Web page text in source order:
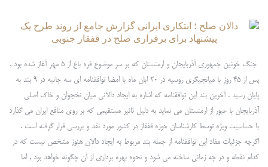
جنگ خونین جمهوری آذربایجان و ارمنستان که بر سر موضوع قره باغ از 5 مهر آغاز شده بود ,
پس از 45 روز با میانجیگری روسیه در 20 ابان ماه با امضا توافقنامه ای سه جانبه در 9 بند به
پایان رسید . آخرین بند این توافقنامه که اشاره به ایجاد دالانی میان نخجوان و خاک اصلی
آذربایجان با عبور از ارمنستان می نماید به دلیل تاثیر مستقیمی که بر روی منافع ایران می گذارد
با حساسیت ویژه توسط کارشناسان حوزه قفقاز در کشور مورد نقد و بررسی قرار گرفته است .
اگرچه جزئیات مفاد این توافقنامه از جمله بند مربوط به ایجاد دالان هنوز مشخص نیست که در
کدام نقطه و در چه زمانی ساخته می شود و نحوه بهره برداری از آن چگونه خواهد بود , اما